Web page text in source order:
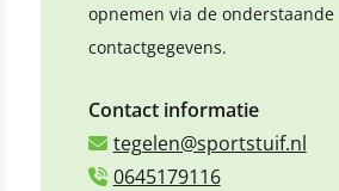
opnemen via de onderstaande
contactgegevens.
Contact informatie
tegelen@sportstuif.nl
0645179116